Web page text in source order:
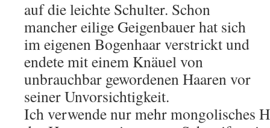
auf die leichte Schulter. Schon
mancher eilige Geigenbauer hat sich
im eigenen Bogenhaar verstrickt und
endete mit einem Knäuel von
unbrauchbar gewordenen Haaren vor
seiner Unvorsichtigkeit.
Ich verwende nur mehr mongolisches